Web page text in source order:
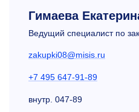
Гимаева
Ведущий специалист по
zakupki08@misis.ru
+7 495 647-91-89
внутр. 047-89